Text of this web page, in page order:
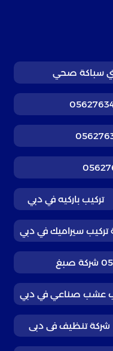
تركيب باركيه في دبي
تركيب سيراميك في دبي
عشب صناعي في دبي
شركة تنظيف فى دبى